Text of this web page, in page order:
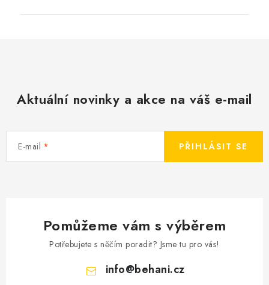
Aktuální novinky a akce na váš e-mail
E-mail PŘIHLÁSIT SE
Pomůžeme vám s výběrem
Potřebujete s něčím poradit? Jsme tu pro vás!
info@behani.cz